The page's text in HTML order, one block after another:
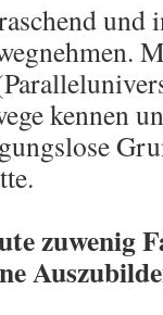
und
kennen
zuwenig